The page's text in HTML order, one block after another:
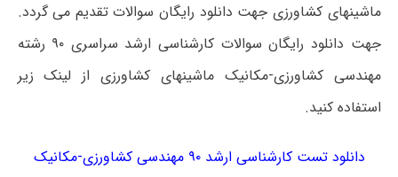
ماشینهای کشاورزی جهت دانلود رایگان سوالات تقدیم می گردد.
جهت دانلود رایگان سوالات کارشناسی ارشد سراسری ۹۰ رشته
مهندسی کشاورزی-مکانیک ماشینهای کشاورزی از لینک زیر
استفاده کنید.
دانلود تست کارشناسی ارشد ۹۰ مهندسی کشاورزی-مکانیک